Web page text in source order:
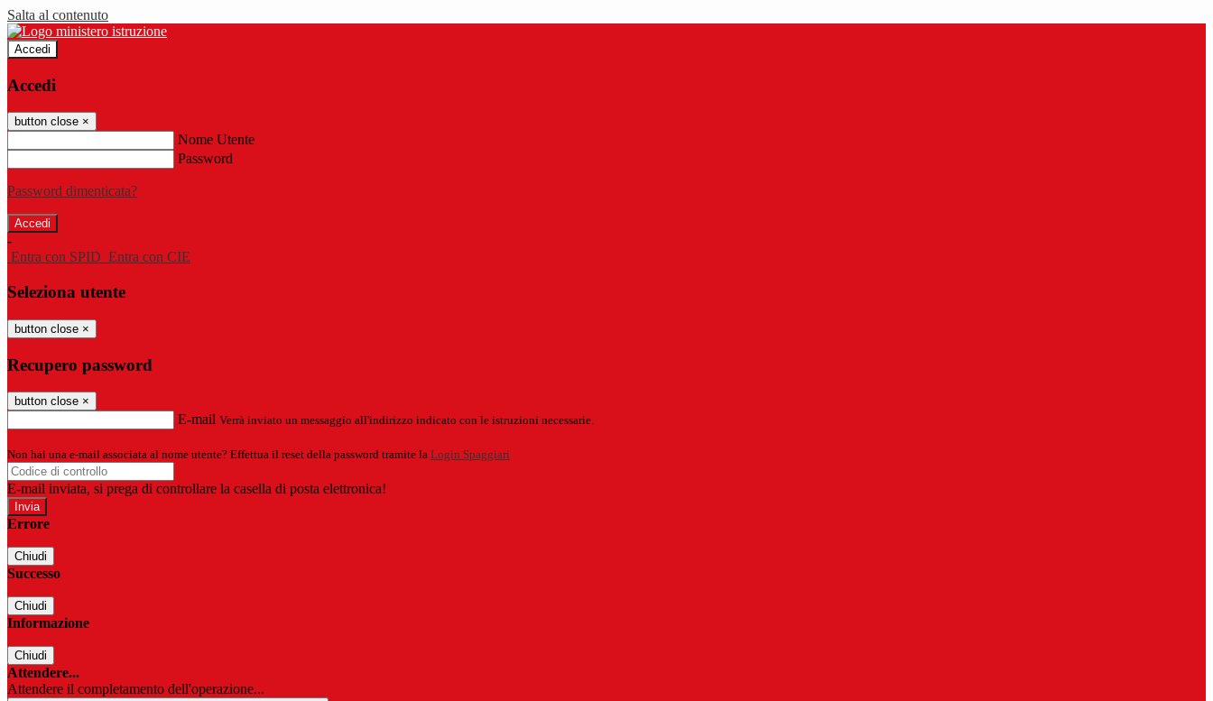
Salta al contenuto
Accedi
Accedi
button close ×
Nome Utente
Password
Password dimenticata?
-
Entra con SPID Entra con CIE
Seleziona utente
button close ×
Recupero password
button close ×
E-mail Verrà inviato un messaggio all'indirizzo indicato con le istruzioni necessarie.
Non hai una e-mail associata al nome utente? Effettua il reset della password tramite la Login Spaggiari
E-mail inviata, si prega di controllare la casella di posta elettronica!
Errore
Chiudi
Successo
Chiudi
Informazione
Chiudi
Attendere...
Attendere il completamento dell'operazione...